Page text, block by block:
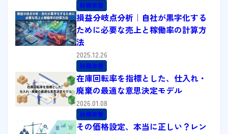
財務改善
損益分岐点分析｜自社が黒字化する
ために必要な売上と稼働率の計算方
法
2025.12.26
財務改善
在庫回転率を指標とした、仕入れ・
廃棄の最適な意思決定モデル
2026.01.08
財務改善
その価格設定、本当に正しい？レン